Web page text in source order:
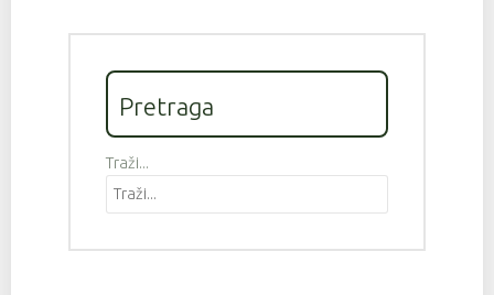
Pretraga
Traži...